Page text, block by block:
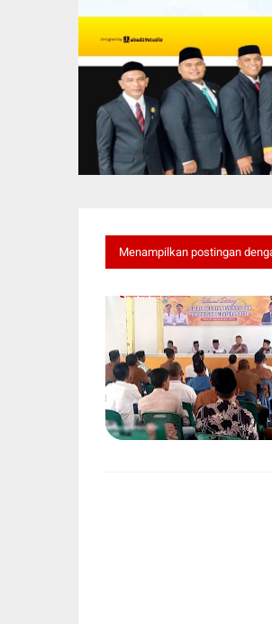
Menampilkan postingan